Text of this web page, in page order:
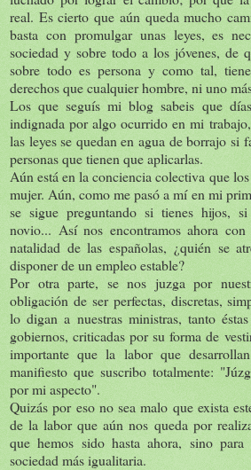
real. Es cierto que aún queda mucho
basta con promulgar unas leyes, es
sociedad y sobre todo a los jóvenes, de
sobre todo es persona y como tal,
derechos que cualquier hombre, ni uno
Los que seguís mi blog sabeis que
indignada por algo ocurrido en mi
las leyes se quedan en agua de borrajo si
personas que tienen que aplicarlas.
Aún está en la conciencia colectiva que
mujer. Aún, como me pasó a mí en mi
se sigue preguntando si tienes hijos,
novio... Así nos encontramos ahora
natalidad de las españolas, ¿quién se
disponer de un empleo estable?
Por otra parte, se nos juzga por
obligación de ser perfectas, discretas,
lo digan a nuestras ministras, tanto
gobiernos, criticadas por su forma de
importante que la labor que
manifiesto que suscribo totalmente:
por mi aspecto".
Quizás por eso no sea malo que exista
de la labor que aún nos queda por
que hemos sido hasta ahora, sino
sociedad más igualitaria.